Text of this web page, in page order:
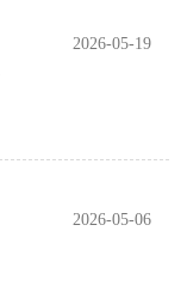
2026-05-19
2026-05-06